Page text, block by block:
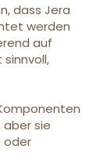
dass Jera
werden
auf
aber sie
oder